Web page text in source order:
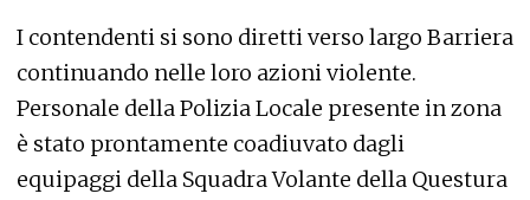
I contendenti si sono diretti verso largo Barriera
continuando nelle loro azioni violente.
Personale della Polizia Locale presente in zona
è stato prontamente coadiuvato dagli
equipaggi della Squadra Volante della Questura